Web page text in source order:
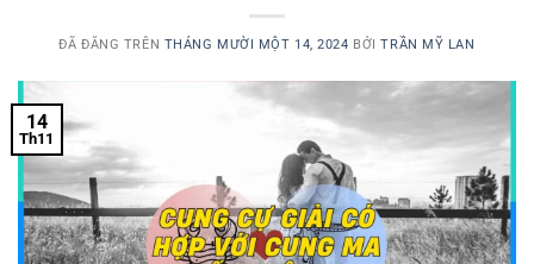
ĐÃ ĐĂNG TRÊN THÁNG MƯỜI MỘT 14, 2024 BỞITRẦN MỸ LAN
14
Th11